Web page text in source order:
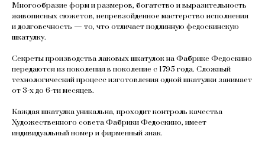
Многообразие форм и размеров, богатство и выразительность
живописных сюжетов, непревзойденное мастерство исполнения
и долговечность — то, что отличает подлинную федоскинскую
шкатулку.
Секреты производства лаковых шкатулок на Фабрике Федоскино
передаются из поколения в поколение с 1795 года. Сложный
технологический процесс изготовления одной шкатулки занимает
от 3-х до 6-ти месяцев.
Каждая шкатулка уникальна, проходит контроль качества
Художественного совета Фабрики Федоскино, имеет
индивидуальный номер и фирменный знак.